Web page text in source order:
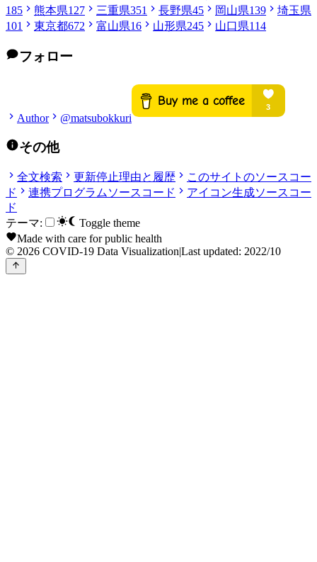
185
熊本県127 三重県351 長野県45 岡山県139
埼玉県
101
東京都672 富山県16 山形県245 山口県114
フォロー
Author @matsubokkuri
その他
全文検索 更新停止理由と履歴
このサイトのソースコー
ド
連携プログラムソースコード
アイコン生成ソースコー
ド
テーマ:
Toggle theme
Made with care for public health
© 2026 COVID-19 Data Visualization|Last updated: 2022/10